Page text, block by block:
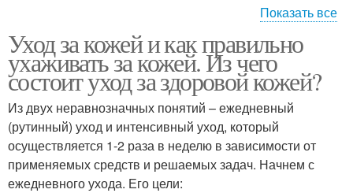
комбинированной
кожей
Уход за жирной кожей
Уход за лицом
Показать все
Уход за кожей и как правильно
ухаживать за кожей. Из чего
состоит уход за здоровой кожей?
Из двух неравнозначных понятий – ежедневный
(рутинный) уход и интенсивный уход, который
осуществляется 1-2 раза в неделю в зависимости от
применяемых средств и решаемых задач. Начнем с
ежедневного ухода. Его цели: